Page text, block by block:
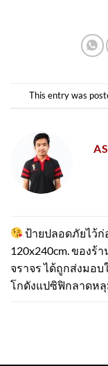
This entry was
ป้ายปลอดภัยไว้
120x240cm. ของร้
จราจร ได้ถูกส่งมอบ
โกดังแปซิฟิกลาดห